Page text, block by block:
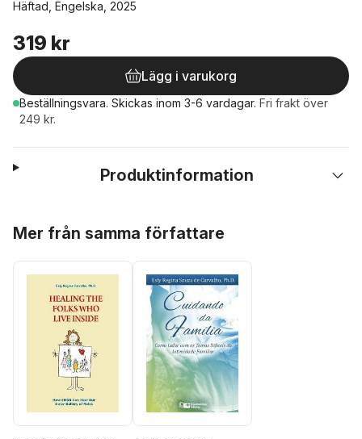
Häftad, Engelska, 2025
319 kr
Lägg i varukorg
Beställningsvara. Skickas inom 3-6 vardagar. Fri frakt över
249 kr.
Produktinformation
Mer från samma författare